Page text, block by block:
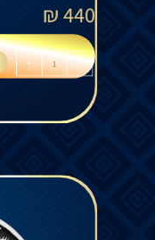
440
₪
-
+